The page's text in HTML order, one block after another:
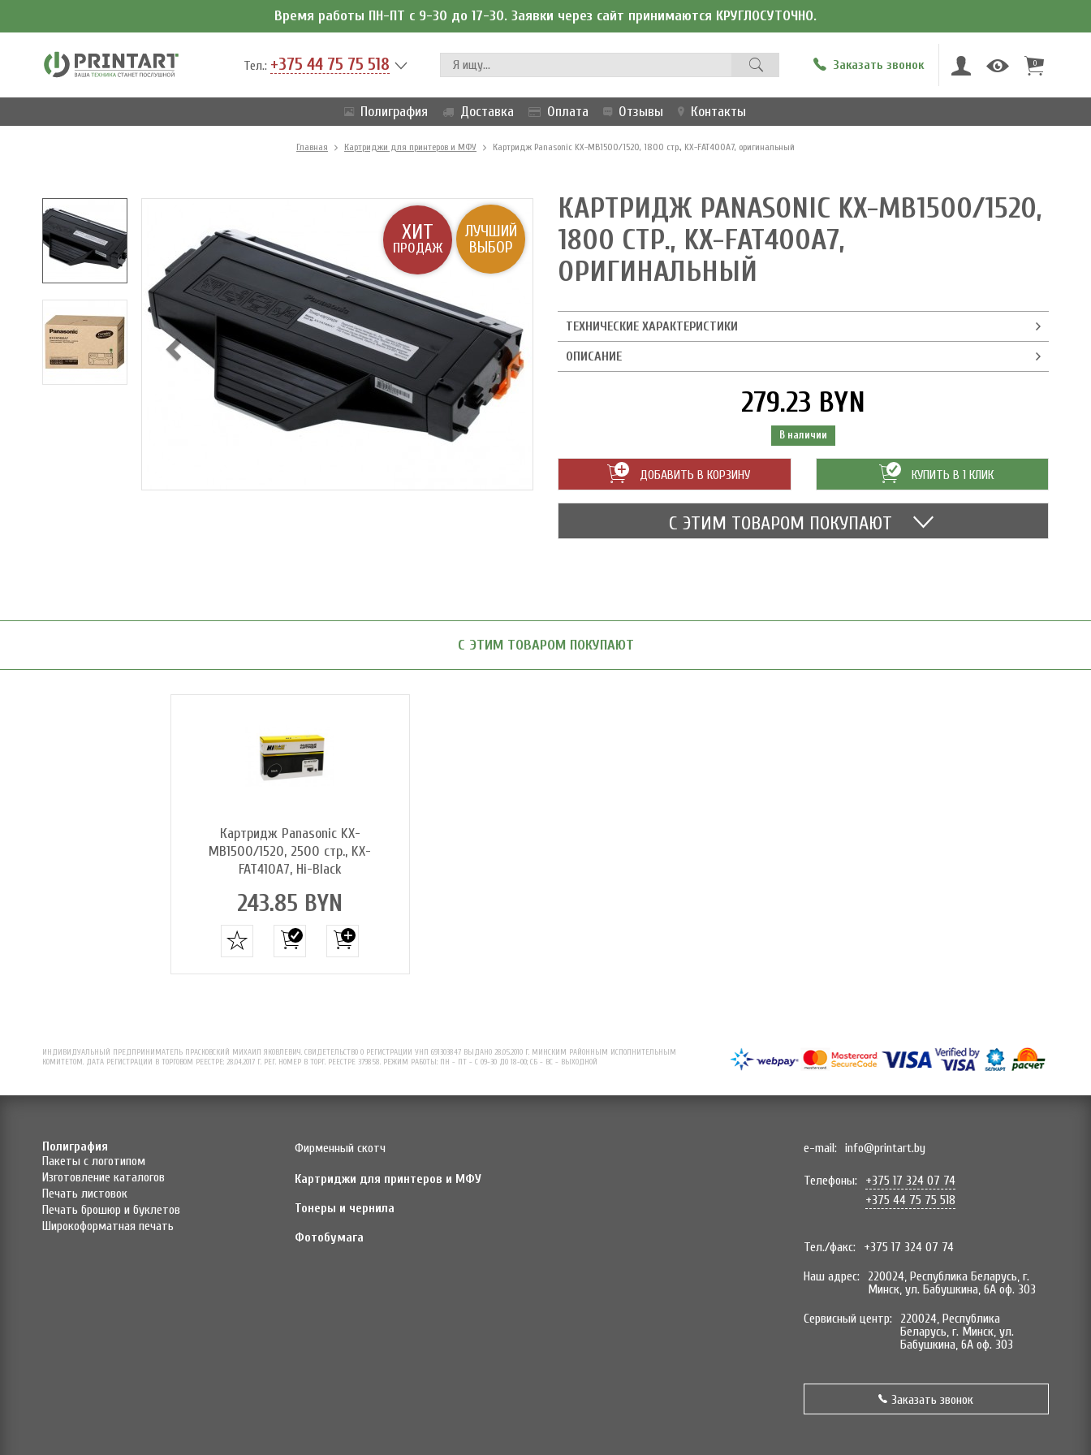
Время работы ПН-ПТ с 9-30 до 17-30. Заявки через сайт принимаются КРУГЛОСУТОЧНО.
Тел.: +375 44 75 75 518 Заказать звонок 0
Полиграфия Доставка Оплата Отзывы Контакты
Главная Картриджи для принтеров и МФУ Картридж Panasonic KX-MB1500/1520, 1800 стр., KX-FAT400A7, оригинальный
ХИТ
ПРОДАЖ
ЛУЧШИЙ
ВЫБОР
КАРТРИДЖ PANASONIC KX-MB1500/1520,
1800 СТР., KX-FAT400A7,
ОРИГИНАЛЬНЫЙ
ТЕХНИЧЕСКИЕ ХАРАКТЕРИСТИКИ
ОПИСАНИЕ
279.23 BYN
В наличии
ДОБАВИТЬ В КОРЗИНУ КУПИТЬ В 1 КЛИК
С ЭТИМ ТОВАРОМ ПОКУПАЮТ
С ЭТИМ ТОВАРОМ ПОКУПАЮТ
Картридж Panasonic KX-
MB1500/1520, 2500 стр., KX-
FAT410A7, Hi-Black
243.85 BYN
ИНДИВИДУАЛЬНЫЙ ПРЕДПРИНИМАТЕЛЬ ПРАСКОВСКИЙ МИХАИЛ ЯКОВЛЕВИЧ. СВИДЕТЕЛЬСТВО О РЕГИСТРАЦИИ УНП 691303847 ВЫДАНО 28.05.2010 Г. МИНСКИМ РАЙОННЫМ ИСПОЛНИТЕЛЬНЫМ
КОМИТЕТОМ. ДАТА РЕГИСТРАЦИИ В ТОРГОВОМ РЕЕСТРЕ: 28.04.2017 Г. РЕГ. НОМЕР В ТОРГ. РЕЕСТРЕ 379858. РЕЖИМ РАБОТЫ: ПН - ПТ - С 09-30 ДО 18-00; СБ - ВС - ВЫХОДНОЙ
Полиграфия
Пакеты с логотипом
Изготовление каталогов
Печать листовок
Печать брошюр и буклетов
Широкоформатная печать
Фирменный скотч
Картриджи для принтеров и МФУ
Тонеры и чернила
Фотобумага
e-mail: info@printart.by
Телефоны:
+375 17 324 07 74
+375 44 75 75 518
Тел./факс:
+375 17 324 07 74
Наш адрес:
220024, Республика Беларусь, г.
Минск, ул. Бабушкина, 6А оф. 303
Сервисный центр:
220024, Республика
Беларусь, г. Минск, ул.
Бабушкина, 6А оф. 303
Заказать звонок